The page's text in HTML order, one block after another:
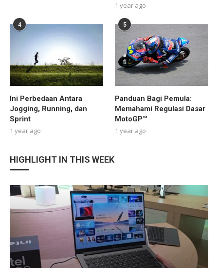
1 year ago
4
Ini Perbedaan Antara
Jogging, Running, dan
Sprint
1 year ago
5
Panduan Bagi Pemula:
Memahami Regulasi Dasar
MotoGP™
1 year ago
HIGHLIGHT IN THIS WEEK